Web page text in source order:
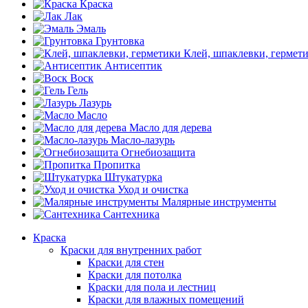
Краска
Лак
Эмаль
Грунтовка
Клей, шпаклевки,
Антисептик
Воск
Гель
Лазурь
Масло
Масло для дерева
Масло-лазурь
Огнебиозащита
Пропитка
Штукатурка
Уход и очистка
Малярные инструменты
Сантехника
Краска
Краски для внутренних работ
Краски для стен
Краски для потолка
Краски для пола и лестниц
Краски для влажных помещений